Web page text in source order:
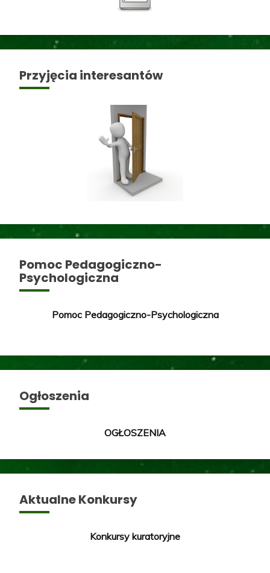
Przyjęcia interesantów
Pomoc Pedagogiczno-
Psychologiczna
Pomoc Pedagogiczno-Psychologiczna
Ogłoszenia
OGŁOSZENIA
Aktualne Konkursy
Konkursy kuratoryjne